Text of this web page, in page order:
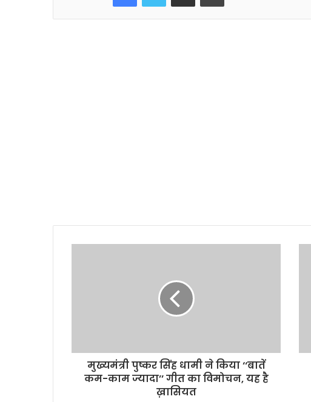
मुख्यमंत्री पुष्कर सिंह धामी ने किया ‘‘बातें
कम-काम ज्यादा’’ गीत का विमोचन, यह है
ख़ासियत